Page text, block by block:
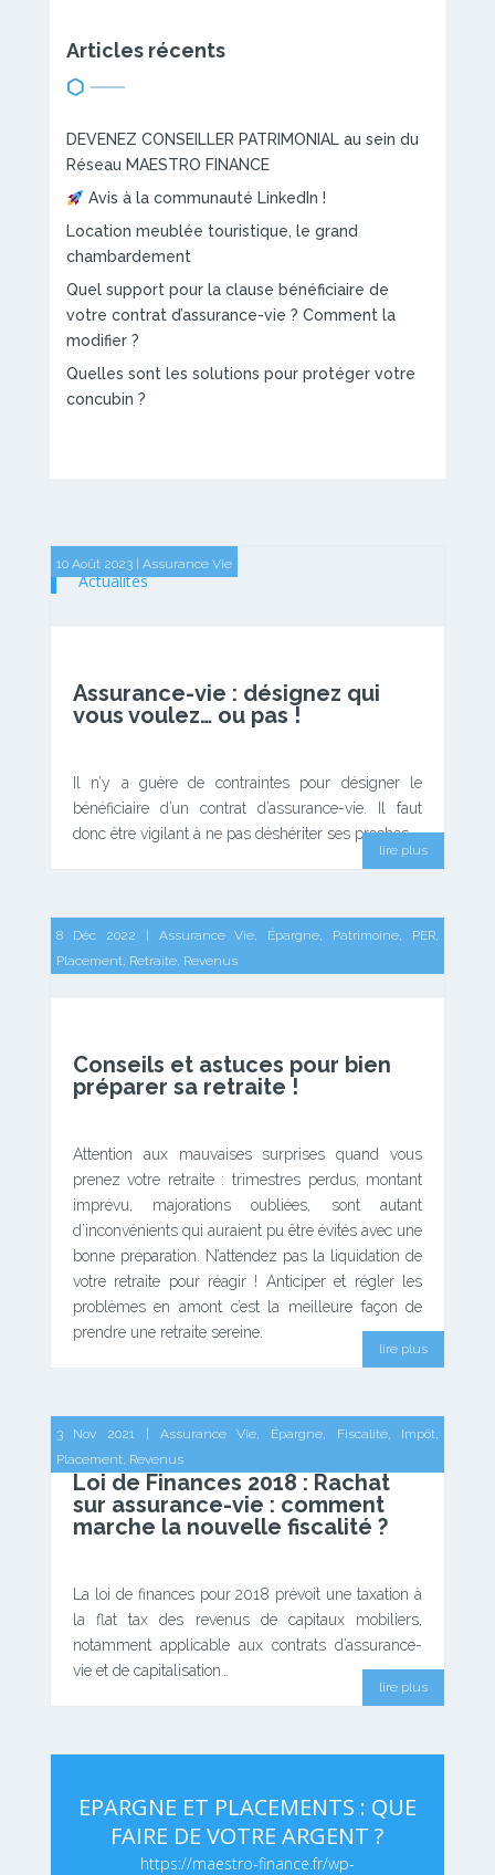
Articles récents
DEVENEZ CONSEILLER PATRIMONIAL au sein du
Réseau MAESTRO FINANCE
Avis à la communauté LinkedIn !
Location meublée touristique, le grand
chambardement
Quel support pour la clause bénéficiaire de
votre contrat d’assurance-vie ? Comment la
modifier ?
Quelles sont les solutions pour protéger votre
concubin ?
Actualités
Assurance-vie : désignez qui
vous voulez… ou pas !
10 Août 2023| Assurance Vie
Il n’y a guère de contraintes pour désigner le
bénéficiaire d’un contrat d’assurance-vie. Il faut
donc être vigilant à ne pas déshériter ses proches.
lire plus
Actualités
Conseils et astuces pour bien
préparer sa retraite !
8 Déc 2022 Assurance Vie, Épargne, Patrimoine, PER,
Placement, Retraite, Revenus
Attention aux mauvaises surprises quand vous
prenez votre retraite : trimestres perdus, montant
imprévu, majorations oubliées, sont autant
d’inconvénients qui auraient pu être évités avec une
bonne préparation. N’attendez pas la liquidation de
votre retraite pour réagir ! Anticiper et régler les
problèmes en amont c’est la meilleure façon de
prendre une retraite sereine.
lire plus
Loi de Finances 2018 : Rachat
sur assurance-vie : comment
marche la nouvelle fiscalité ?
3 Nov 2021 Assurance Vie, Épargne, Fiscalité, Impôt,
Placement, Revenus
La loi de finances pour 2018 prévoit une taxation à
la flat tax des revenus de capitaux mobiliers,
notamment applicable aux contrats d’assurance-
vie et de capitalisation…
lire plus
EPARGNE ET PLACEMENTS : QUE
FAIRE DE VOTRE ARGENT ?
https://maestro-finance.fr/wp-